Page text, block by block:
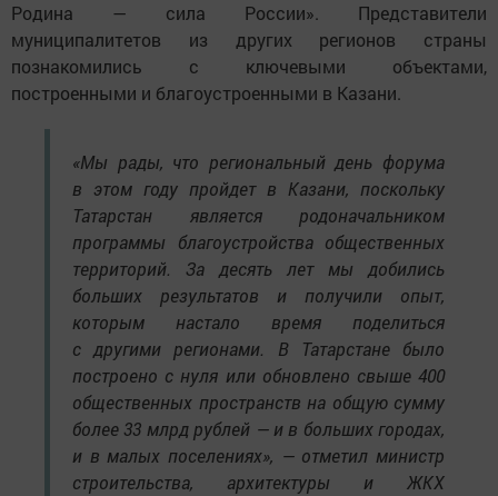
Родина — сила России». Представители
муниципалитетов из других регионов страны
познакомились с ключевыми объектами,
построенными и благоустроенными в Казани.
«Мы рады, что региональный день форума
в этом году пройдет в Казани, поскольку
Татарстан является родоначальником
программы благоустройства общественных
территорий. За десять лет мы добились
больших результатов и получили опыт,
которым настало время поделиться
с другими регионами. В Татарстане было
построено с нуля или обновлено свыше 400
общественных пространств на общую сумму
более 33 млрд рублей — и в больших городах,
и в малых поселениях», — отметил министр
строительства, архитектуры и ЖКХ